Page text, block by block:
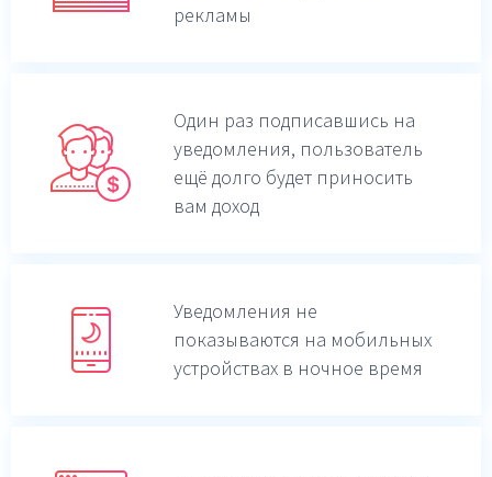
рекламы
Один раз подписавшись на
уведомления, пользователь
ещё долго будет приносить
вам доход
Уведомления не
показываются на мобильных
устройствах в ночное время